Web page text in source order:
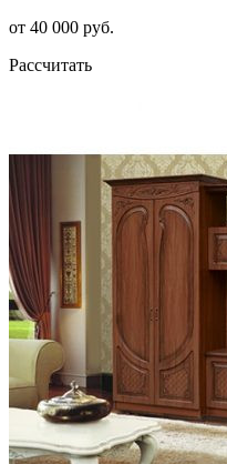
от 40 000 руб.
Рассчитать